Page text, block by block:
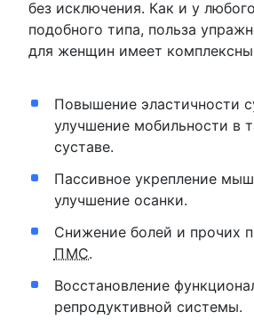
без исключения. Как и у
подобного типа, польза
для женщин имеет
Повышение эластичности
улучшение мобильности в
суставе.
Пассивное укрепление
улучшение осанки.
Снижение болей и прочих
ПМС.
Восстановление
репродуктивной системы.